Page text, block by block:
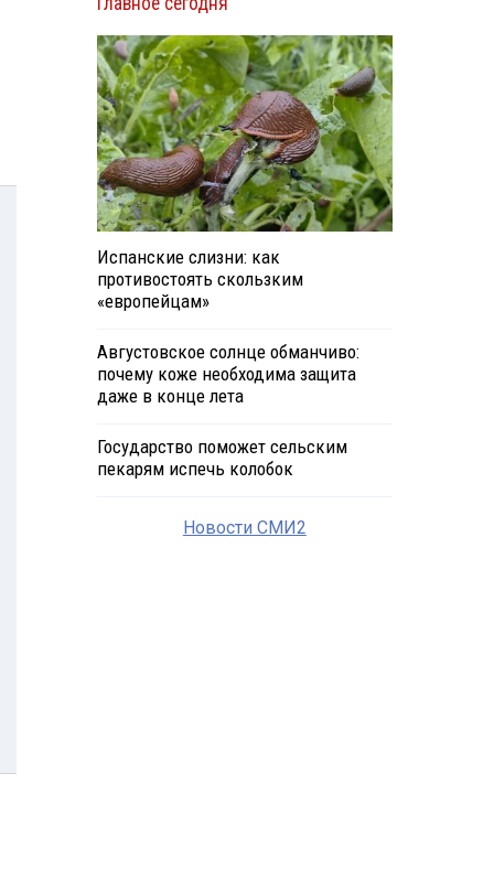
Испанские слизни: как
противостоять скользким
«европейцам»
Августовское солнце обманчиво:
почему коже необходима защита
даже в конце лета
Государство поможет сельским
пекарям испечь колобок
Новости СМИ2